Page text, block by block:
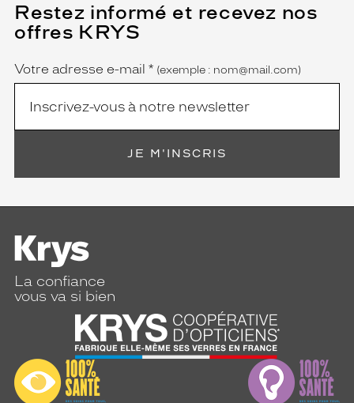
Restez informé et recevez nos
offres KRYS
Name
Votre adresse e-mail *
(Ce
champ
est
obligatoire)
(exemple : nom@mail.com)
JE M'INSCRIS
La confiance
vous va si bien